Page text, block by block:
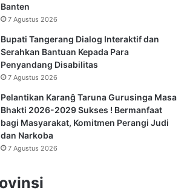
Banten
7 Agustus 2026
Bupati Tangerang Dialog Interaktif dan
Serahkan Bantuan Kepada Para
Penyandang Disabilitas
7 Agustus 2026
Pelantikan Karanĝ Taruna Gurusinga Masa
Bhakti 2026-2029 Sukses ! Bermanfaat
bagi Masyarakat, Komitmen Perangi Judi
dan Narkoba
7 Agustus 2026